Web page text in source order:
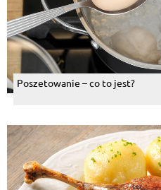
Poszetowanie – co to jest?